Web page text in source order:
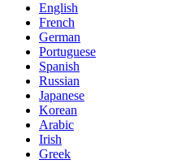
English
French
German
Portuguese
Spanish
Russian
Japanese
Korean
Arabic
Irish
Greek